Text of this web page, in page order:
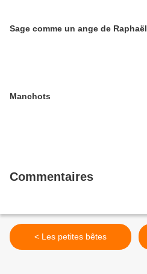
Sage comme un ange de Raphaël
Manchots
Commentaires
< Les petites bêtes